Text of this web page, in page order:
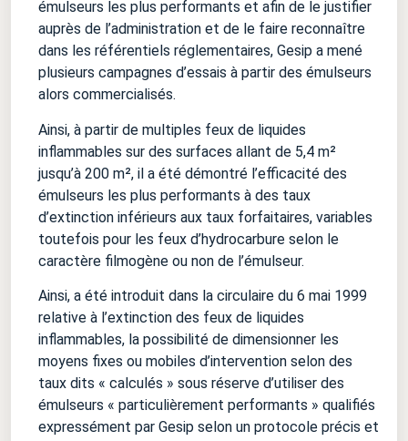
émulseurs les plus performants et afin de le justifier
auprès de l’administration et de le faire reconnaître
dans les référentiels réglementaires, Gesip a mené
plusieurs campagnes d’essais à partir des émulseurs
alors commercialisés.
Ainsi, à partir de multiples feux de liquides
inflammables sur des surfaces allant de 5,4 m²
jusqu’à 200 m², il a été démontré l’efficacité des
émulseurs les plus performants à des taux
d’extinction inférieurs aux taux forfaitaires, variables
toutefois pour les feux d’hydrocarbure selon le
caractère filmogène ou non de l’émulseur.
Ainsi, a été introduit dans la circulaire du 6 mai 1999
relative à l’extinction des feux de liquides
inflammables, la possibilité de dimensionner les
moyens fixes ou mobiles d’intervention selon des
taux dits « calculés » sous réserve d’utiliser des
émulseurs « particulièrement performants » qualifiés
expressément par Gesip selon un protocole précis et